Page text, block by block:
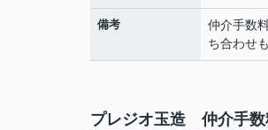
備考
仲介手数
ち合わせ
プレジオ玉造 仲介手数